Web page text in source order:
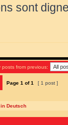
sont
posts from previous:
Page 1 of1 [ 1 post ]
Deutsch